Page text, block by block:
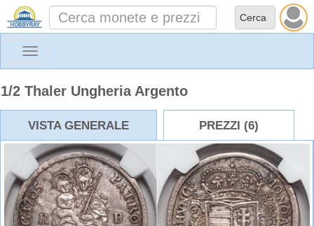
Toggle
1/2 Thaler Ungheria Argento
VISTA GENERALE PREZZI (6)